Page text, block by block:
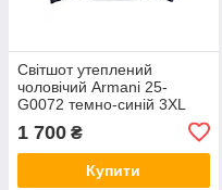
Світшот утеплений
чоловічий Armani 25-
G0072 темно-синій 3XL
1 700 ₴
Купити